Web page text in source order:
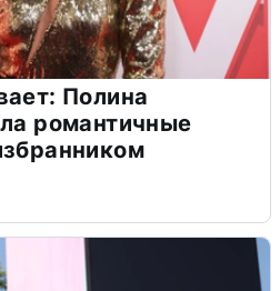
Полина
романтичные